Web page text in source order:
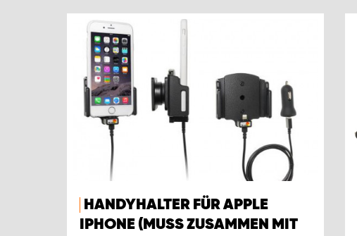
HANDYHALTER FÜR APPLE
IPHONE (MUSS ZUSAMMEN MIT